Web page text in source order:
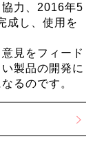
力、2016年5
成し、使用を
見をフィード
製品の開発に
るのです。